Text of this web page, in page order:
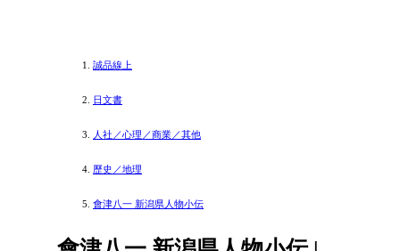
誠品線上
日文書
人社／心理／商業／其他
歷史／地理
會津八一 新潟県人物小伝